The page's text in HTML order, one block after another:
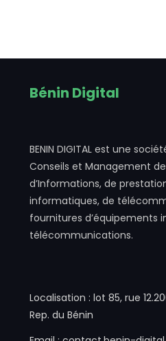
Bénin Digital
BENIN DIGITAL est une
Conseils et Management
d’Informations, de
informatiques, de
fournitures d’équipements
télécommunications.
Localisation : lot 85, rue
Rep. du Bénin